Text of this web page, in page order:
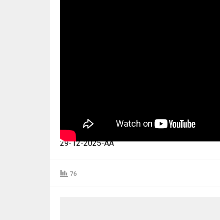
29-12-2025-AA
76